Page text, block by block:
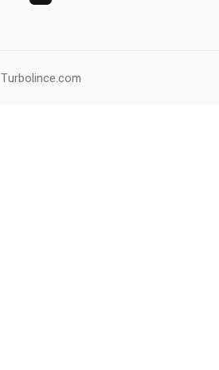
Turbolince.com